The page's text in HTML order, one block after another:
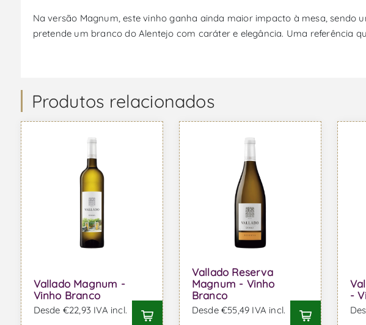
Na versão Magnum, este vinho ganha ainda maior impacto à mesa, sendo
pretende um branco do Alentejo com caráter e elegância. Uma referência
Produtos relacionados
Vallado Magnum -
Vinho Branco
Desde €22,93 IVA incl.
Vallado Reserva
Magnum - Vinho
Branco
Desde €55,49 IVA incl.
-